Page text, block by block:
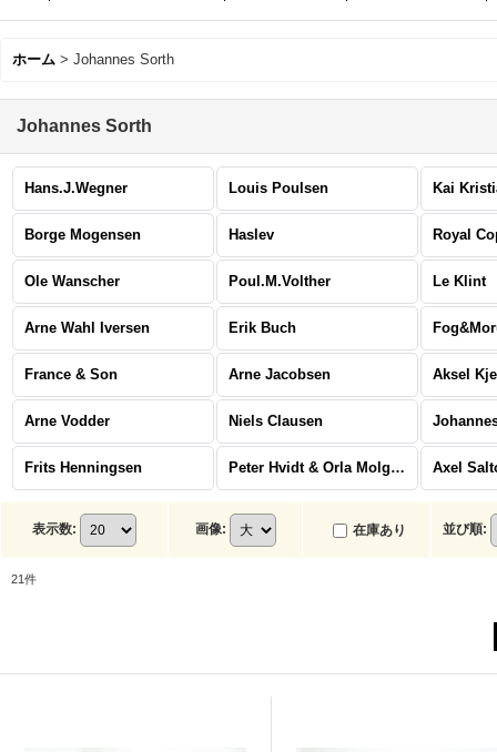
ホーム > Johannes Sorth
Johannes Sorth
Hans.J.Wegner Louis Poulsen Kai
Borge Mogensen Haslev Royal
Ole Wanscher Poul.M.Volther Le Klint
Arne Wahl Iversen Erik Buch
France & Son Arne Jacobsen Aksel
Arne Vodder Niels Clausen
Frits Henningsen Peter Hvidt & Orla Molgaard Nielsen Axel
表示数: 画像: 在庫あり 並び順:
21件